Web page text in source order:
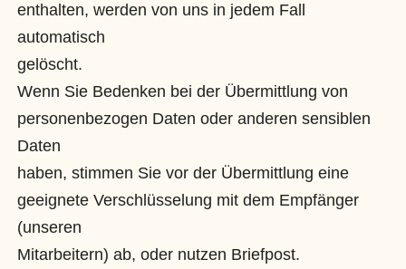
enthalten, werden von uns in jedem Fall
automatisch
gelöscht.
Wenn Sie Bedenken bei der Übermittlung von
personenbezogen Daten oder anderen sensiblen
Daten
haben, stimmen Sie vor der Übermittlung eine
geeignete Verschlüsselung mit dem Empfänger
(unseren
Mitarbeitern) ab, oder nutzen Briefpost.